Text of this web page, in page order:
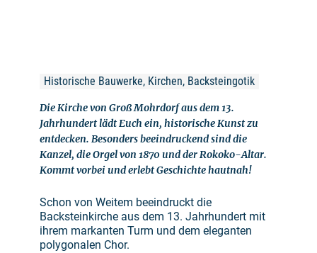
Historische Bauwerke, Kirchen, Backsteingotik
Die Kirche von Groß Mohrdorf aus dem 13.
Jahrhundert lädt Euch ein, historische Kunst zu
entdecken. Besonders beeindruckend sind die
Kanzel, die Orgel von 1870 und der Rokoko-Altar.
Kommt vorbei und erlebt Geschichte hautnah!
Schon von Weitem beeindruckt die
Backsteinkirche aus dem 13. Jahrhundert mit
ihrem markanten Turm und dem eleganten
polygonalen Chor.